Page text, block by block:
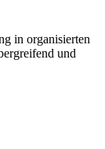
in organisierten
und